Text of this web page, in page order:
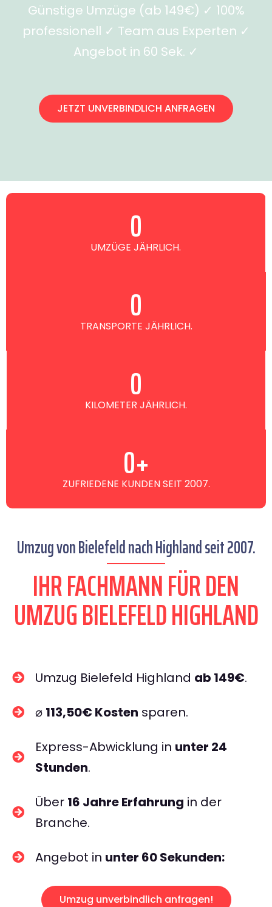
Günstige Umzüge (ab 149€) ✓ 100%
professionell ✓ Team aus Experten ✓
Angebot in 60 Sek. ✓
JETZT UNVERBINDLICH ANFRAGEN
UMZÜGE JÄHRLICH.
0
TRANSPORTE JÄHRLICH.
0
KILOMETER JÄHRLICH.
0
ZUFRIEDENE KUNDEN SEIT 2007.
0+
Umzug von Bielefeld nach Highland seit 2007.
IHR FACHMANN FÜR DEN
UMZUG BIELEFELD HIGHLAND
Umzug Bielefeld Highland ab 149€.
⌀ 113,50€ Kosten sparen.
Express-Abwicklung in unter 24
Stunden.
Über 16 Jahre Erfahrung in der
Branche.
Angebot in unter 60 Sekunden:
Umzug unverbindlich anfragen!